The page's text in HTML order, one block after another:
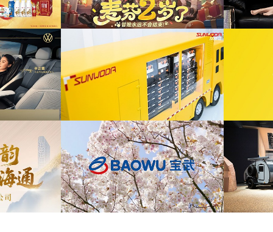
屏6鸿蒙智家技术发布会精
目提供音乐版权
为ABB FE同济大学校园行活动花絮提供音乐
版权
》2周年活动提供音乐版权
为2026天猫沙发电影节xELLEDECO回顾项
目提供音乐版权
车展宣发项目提供音乐版权
为《赛博朋克三维弹球机》产品宣传项目提供
音乐版权